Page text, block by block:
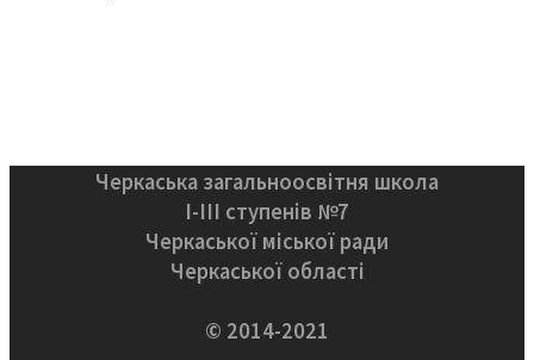
Черкаська загальноосвітня школа
І-ІІІ ступенів №7
Черкаської міської ради
Черкаської області
© 2014-2021